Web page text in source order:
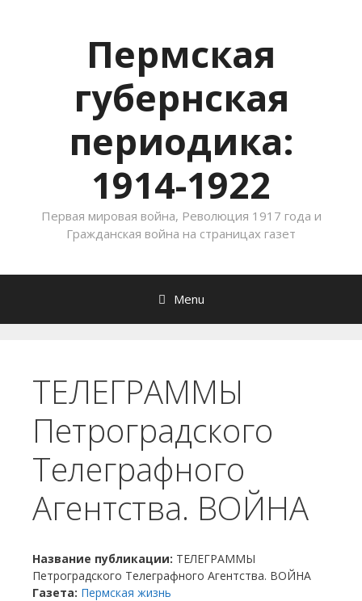
Пермская
губернская
периодика:
1914-1922
Первая мировая война, Революция 1917 года и
Гражданская война на страницах газет
Menu
ТЕЛЕГРАММЫ
Петроградского
Телеграфного
Агентства. ВОЙНА
Название публикации: ТЕЛЕГРАММЫ
Петроградского Телеграфного Агентства. ВОЙНА
Газета: Пермская жизнь